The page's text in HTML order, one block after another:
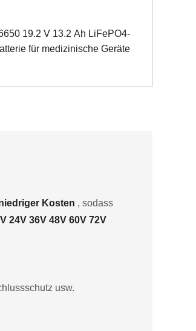
19.2 V 13.2 Ah LiFePO4-
für medizinische Geräte
Kosten , sodass
24V 36V 48V 60V 72V
usw.